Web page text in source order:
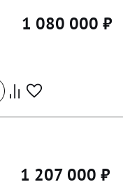
1 080 000 ₽
1 207 000 ₽